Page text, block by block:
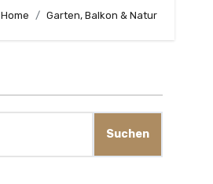
Home Garten, Balkon & Natur
Suchen